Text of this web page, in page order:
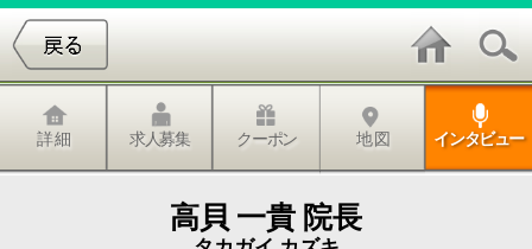
高貝 一貴 院長
タカガイ カズキ
たかがい歯科クリニック